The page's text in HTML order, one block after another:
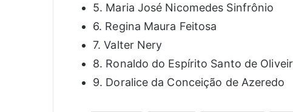
5. Maria José Nicomedes Sinfrônio
6. Regina Maura Feitosa
7. Valter Nery
8. Ronaldo do Espírito Santo de
9. Doralice da Conceição de Azeredo